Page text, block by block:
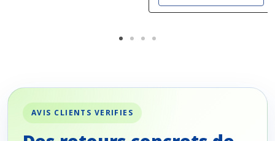
AVIS CLIENTS VERIFIES